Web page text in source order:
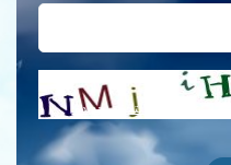
احصل على كلمة التحقق جديدة!